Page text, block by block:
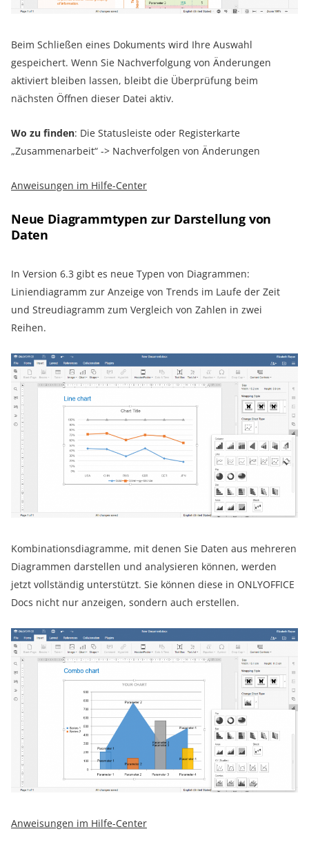
Beim Schließen eines Dokuments wird Ihre Auswahl
gespeichert. Wenn Sie Nachverfolgung von Änderungen
aktiviert bleiben lassen, bleibt die Überprüfung beim
nächsten Öffnen dieser Datei aktiv.
Wo zu finden: Die Statusleiste oder Registerkarte
„Zusammenarbeit“ -> Nachverfolgen von Änderungen
Anweisungen im Hilfe-Center
Neue Diagrammtypen zur Darstellung von
Daten
In Version 6.3 gibt es neue Typen von Diagrammen:
Liniendiagramm zur Anzeige von Trends im Laufe der Zeit
und Streudiagramm zum Vergleich von Zahlen in zwei
Reihen.
Kombinationsdiagramme, mit denen Sie Daten aus mehreren
Diagrammen darstellen und analysieren können, werden
jetzt vollständig unterstützt. Sie können diese in ONLYOFFICE
Docs nicht nur anzeigen, sondern auch erstellen.
Anweisungen im Hilfe-Center